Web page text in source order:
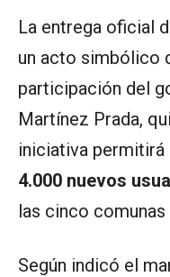
La entrega oficial
un acto simbólico
participación del
Martínez Prada,
iniciativa permitirá
4.000 nuevos
las cinco comunas
Según indicó el